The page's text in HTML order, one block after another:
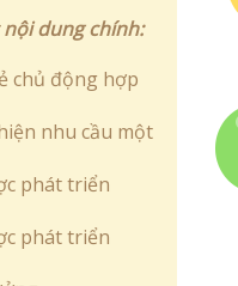
dung chính:
chủ động hợp
nhu cầu một
phát triển
phát triển